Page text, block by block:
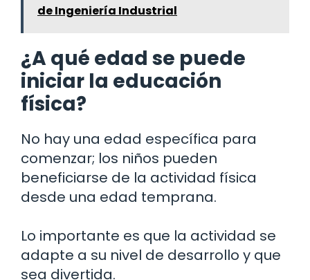
de Ingeniería Industrial
¿A qué edad se puede
iniciar la educación
física?
No hay una edad específica para
comenzar; los niños pueden
beneficiarse de la actividad física
desde una edad temprana.
Lo importante es que la actividad se
adapte a su nivel de desarrollo y que
sea divertida.